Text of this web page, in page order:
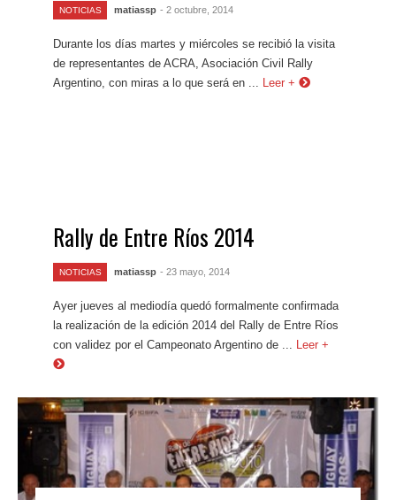
NOTICIAS matiassp - 2 octubre, 2014
Durante los días martes y miércoles se recibió la visita
de representantes de ACRA, Asociación Civil Rally
Argentino, con miras a lo que será en ...
Leer +
Rally de Entre Ríos 2014
NOTICIAS matiassp - 23 mayo, 2014
Ayer jueves al mediodía quedó formalmente confirmada
la realización de la edición 2014 del Rally de Entre Ríos
con validez por el Campeonato Argentino de ...
Leer +